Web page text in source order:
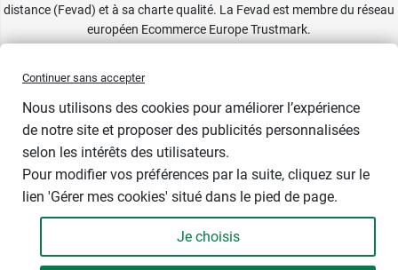
Couleur
- +
distance (Fevad) et à sa charte qualité. La Fevad est membre du réseau
européen Ecommerce Europe Trustmark.
Continuer sans accepter
Nous utilisons des cookies pour améliorer l’expérience
de notre site et proposer des publicités personnalisées
selon les intérêts des utilisateurs.
Pour modifier vos préférences par la suite, cliquez sur le
lien 'Gérer mes cookies' situé dans le pied de page.
Je choisis